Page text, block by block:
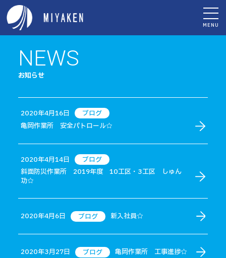
MENU
NEWS
お知らせ
2020年4月16日
ブログ
亀岡作業所 安全パトロール☆
2020年4月14日
ブログ
斜面防災作業所 2019年度 10工区・3工区 しゅん
功☆
2020年4月6日 ブログ 新入社員☆
2020年3月27日 ブログ 亀岡作業所 工事進捗☆